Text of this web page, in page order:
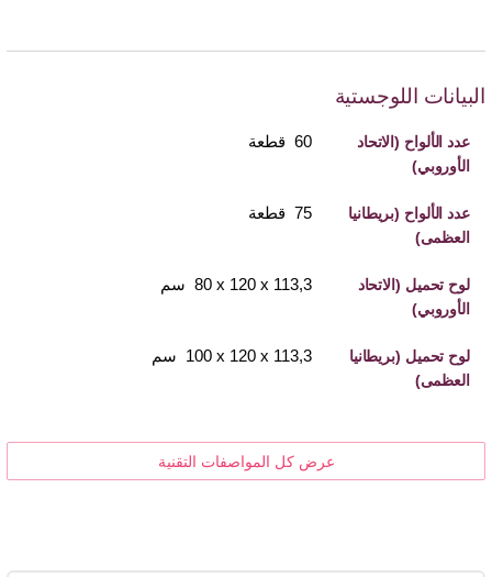
البيانات اللوجستية
عدد الألواح (الاتحاد
الأوروبي)
60 قطعة
عدد الألواح (بريطانيا
العظمى)
75 قطعة
لوح تحميل (الاتحاد
الأوروبي)
113,3 x 120 x ‏80 سم
لوح تحميل (بريطانيا
العظمى)
113,3 x 120 x ‏100 سم
عرض كل المواصفات التقنية